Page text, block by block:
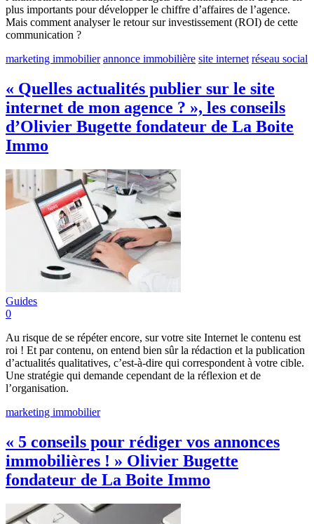
plus importants pour développer le chiffre d’affaires de l’agence.
Mais comment analyser le retour sur investissement (ROI) de cette
communication ?
marketing immobilier annonce immobilière site internet réseau social
« Quelles actualités publier sur le site
internet de mon agence ? », les conseils
d’Olivier Bugette fondateur de La Boite
Immo
Guides
0
Au risque de se répéter encore, sur votre site Internet le contenu est
roi ! Et par contenu, on entend bien sûr la rédaction et la publication
d’actualités qualitatives, c’est-à-dire qui correspondent à votre cible.
Une stratégie qui demande cependant de la réflexion et de
l’organisation.
marketing immobilier
« 5 conseils pour rédiger vos annonces
immobilières ! » Olivier Bugette
fondateur de La Boite Immo